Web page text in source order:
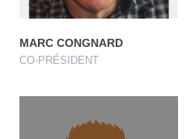
MARC CONGNARD
CO-PRÉSIDENT